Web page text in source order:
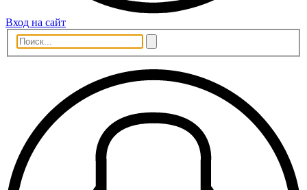
Вход на сайт